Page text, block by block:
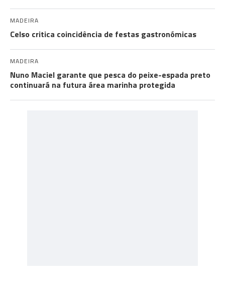
MADEIRA
Celso critica coincidência de festas gastronómicas
MADEIRA
Nuno Maciel garante que pesca do peixe-espada preto
continuará na futura área marinha protegida